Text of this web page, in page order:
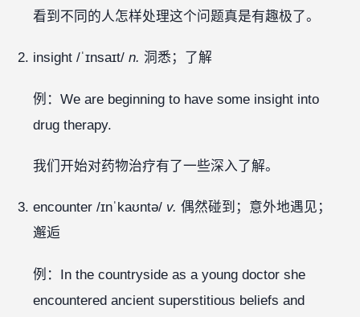
看到不同的人怎样处理这个问题真是有趣极了。
insight /ˈɪnsaɪt/ n. 洞悉；了解
例：We are beginning to have some insight into
drug therapy.
我们开始对药物治疗有了一些深入了解。
encounter /ɪnˈkaʊntə/ v. 偶然碰到；意外地遇见；
邂逅
例：In the countryside as a young doctor she
encountered ancient superstitious beliefs and